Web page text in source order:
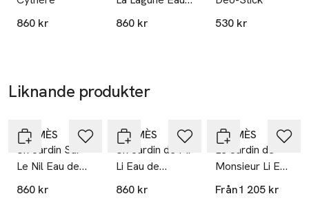
Mobilnummer
860 kr
de Toilette
860 kr
530 kr
Liknande produkter
HERMÈS
Un Jardin Sur
Le Nil Eau de
Toilette
860 kr
HERMÈS
Un Jardin de Mr
Li Eau de
Toilette
860 kr
HERMÈS
Le Jardin de
Monsieur Li Eau
de Toilette
Från1 205 kr